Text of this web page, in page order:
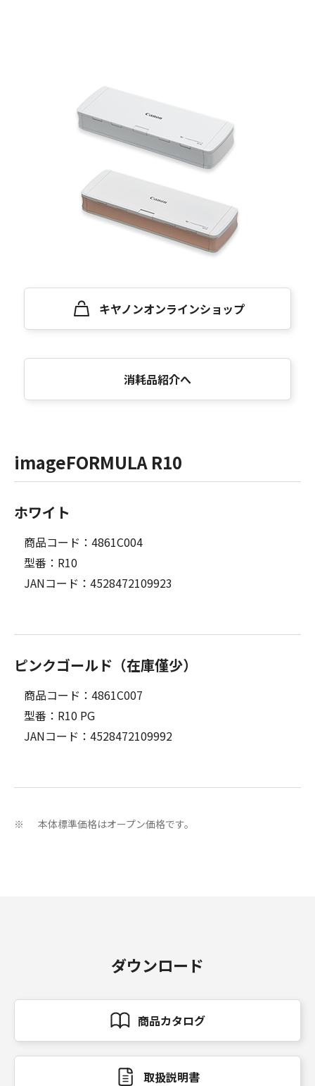
imageFORMULA R10
ホワイト
商品コード：4861C004
型番：R10
JANコード：4528472109923
ピンクゴールド（在庫僅少）
商品コード：4861C007
型番：R10 PG
JANコード：4528472109992
※ 本体標準価格はオープン価格です。
キヤノンオンラインショップ
消耗品紹介へ
ダウンロード
商品カタログ
取扱説明書